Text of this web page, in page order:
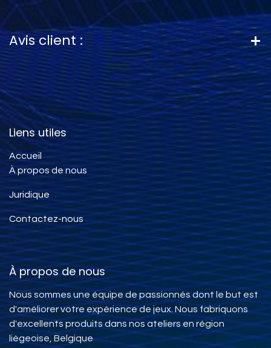
Avis client :
Liens utiles
Accueil
À propos de nous
Juridique
Contactez-nous
À propos de nous
Nous sommes une équipe de passionnés dont le but est
d'améliorer votre expérience de jeux. Nous fabriquons
d'excellents produits dans nos ateliers en région
liègeoise, Belgique